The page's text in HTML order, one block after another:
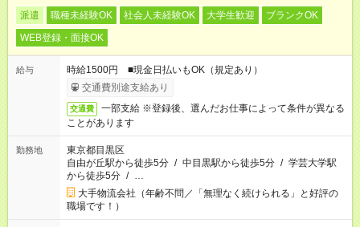
派遣 職種未経験OK 社会人未経験OK 大学生歓迎
ブランクOK
WEB登録・面接OK
給与
時給1500円 ■現金日払いもOK（規定あり）
交通費別途支給あり
交通費
一部支給 ※登録後、選んだお仕事によって条件が異なる
ことがあります
勤務地
東京都目黒区
自由が丘駅から徒歩5分 / 中目黒駅から徒歩5分 / 学芸大学駅
から徒歩5分 / …
大手物流会社（年齢不問／「無理なく続けられる」と好評の
職場です！）